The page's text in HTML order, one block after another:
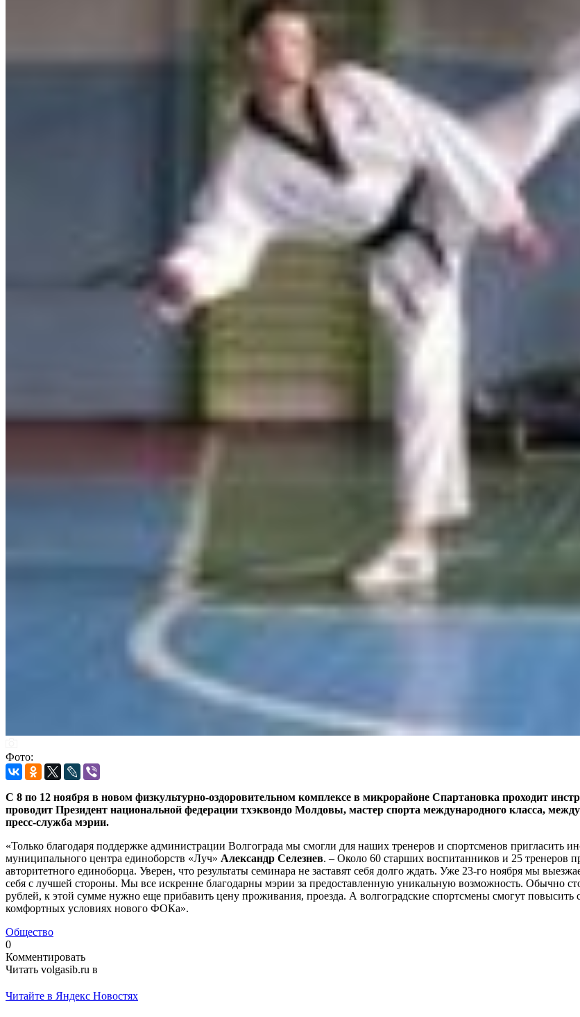
Фото:
С 8 по 12 ноября в новом физкультурно-оздоровительном комплексе в микрорайоне Спартановка проходит
проводит Президент национальной федерации тхэквондо Молдовы, мастер спорта международного класса,
пресс-служба мэрии.
«Только благодаря поддержке администрации Волгограда мы смогли для наших тренеров и спортсменов пригласить
муниципального центра единоборств «Луч» Александр Селезнев. – Около 60 старших воспитанников и 25 тренеров
авторитетного единоборца. Уверен, что результаты семинара не заставят себя долго ждать. Уже 23-го ноября мы
себя с лучшей стороны. Мы все искренне благодарны мэрии за предоставленную уникальную возможность. Обычно
рублей, к этой сумме нужно еще прибавить цену проживания, проезда. А волгоградские спортсмены смогут
комфортных условиях нового ФОКа».
Общество
0
Комментировать
Читать volgasib.ru в
Читайте в Яндекс Новостях